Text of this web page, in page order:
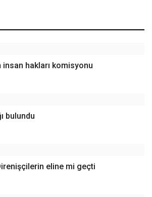
hakları komisyonu
bulundu
eline mi geçti